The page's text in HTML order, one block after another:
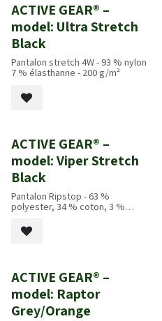
Nouveau!
ACTIVE GEAR® –
model: Ultra Stretch
Black
Pantalon stretch 4W - 93 % nylon
7 % élasthanne - 200 g/m²
Nouveau!
ACTIVE GEAR® –
model: Viper Stretch
Black
Pantalon Ripstop - 63 %
polyester, 34 % coton, 3 %
Nouveau!
ACTIVE GEAR® –
model: Raptor
Grey/Orange